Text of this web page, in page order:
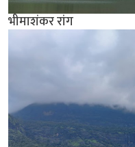
भीमाशंकर रांग